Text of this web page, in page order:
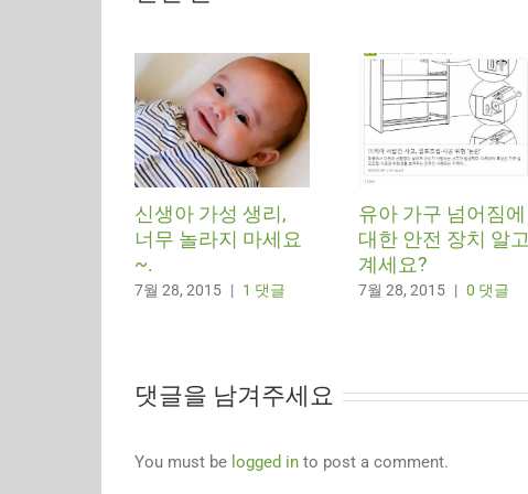
신생아 가성 생리,
너무 놀라지 마세요
~.
7월 28, 2015 | 1 댓글
유아 가구 넘어짐에
대한 안전 장치 알고
계세요?
7월 28, 2015 | 0 댓글
댓글을 남겨주세요
You must be logged in to post a comment.